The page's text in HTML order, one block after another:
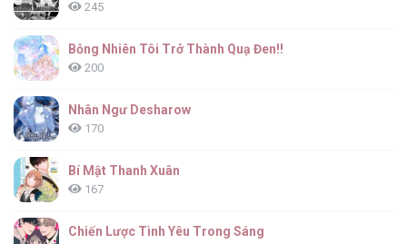
245
Bỗng Nhiên Tôi Trở Thành Quạ Đen!!
200
Nhân Ngư Desharow
170
Bí Mật Thanh Xuân
167
Chiến Lược Tình Yêu Trong Sáng